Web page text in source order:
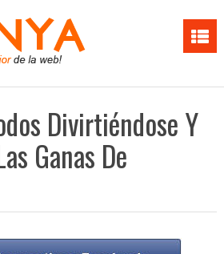
Divirtiéndose Y
Ganas De